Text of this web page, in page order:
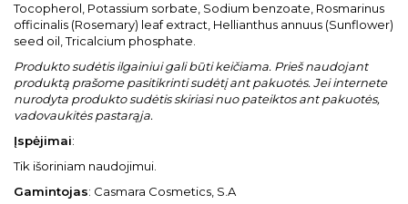
Tocopherol, Potassium sorbate, Sodium benzoate, Rosmarinus
officinalis (Rosemary) leaf extract, Hellianthus annuus (Sunflower)
seed oil, Tricalcium phosphate.
Produkto sudėtis ilgainiui gali būti keičiama. Prieš naudojant
produktą prašome pasitikrinti sudėtį ant pakuotės. Jei internete
nurodyta produkto sudėtis skiriasi nuo pateiktos ant pakuotės,
vadovaukitės pastarąja.
Įspėjimai:
Tik išoriniam naudojimui.
Gamintojas: Casmara Cosmetics, S.A